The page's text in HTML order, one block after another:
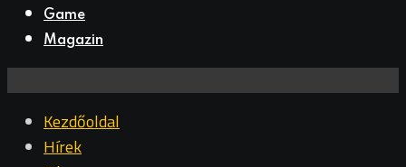
Game
Magazin
Kezdőoldal
Hírek